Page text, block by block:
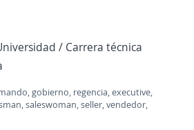
/ Carrera técnica
gobierno, regencia, executive,
saleswoman, seller, vendedor,